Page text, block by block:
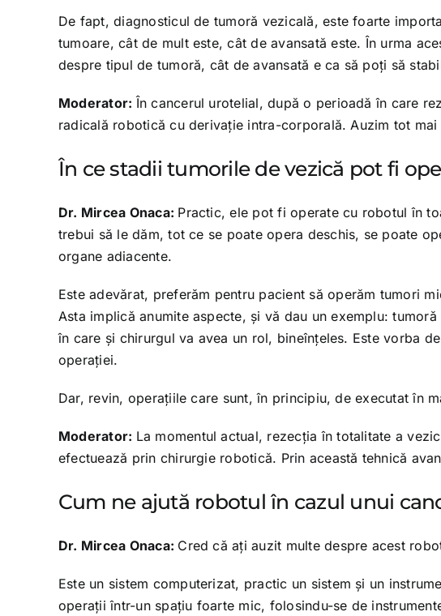
De fapt, diagnosticul de tumoră vezicală, este foarte
tumoare, cât de mult este, cât de avansată este. În urma
despre tipul de tumoră, cât de avansată e ca să poţi să
Moderator: În cancerul urotelial, după o perioadă în care
radicală robotică cu derivaţie intra-corporală. Auzim tot
În ce stadii tumorile de vezică pot fi
Dr. Mircea Onaca: Practic, ele pot fi operate cu robotul în
trebui să le dăm, tot ce se poate opera deschis, se poate
organe adiacente.
Este adevărat, preferăm pentru pacient să operăm tumori
Asta implică anumite aspecte, şi vă dau un exemplu:
în care şi chirurgul va avea un rol, bineînţeles. Este vorba
operaţiei.
Dar, revin, operaţiile care sunt, în principiu, de executat în
Moderator: La momentul actual, rezecţia în totalitate a
efectuează prin chirurgie robotică. Prin această tehnică
Cum ne ajută robotul în cazul unui
Dr. Mircea Onaca: Cred că aţi auzit multe despre acest
Este un sistem computerizat, practic un sistem şi un
operaţii într-un spaţiu foarte mic, folosindu-se de